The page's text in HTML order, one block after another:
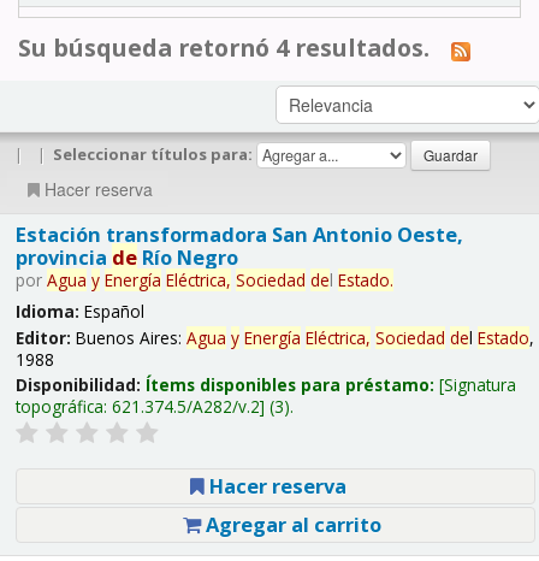
Su búsqueda retornó 4 resultados.
| | Seleccionar títulos para:
Hacer reserva
Estación transformadora San Antonio Oeste,
provincia deRío Negro
por Agua y Energía Eléctrica, Sociedad del Estado.
Idioma: Español
Editor: Buenos Aires: Agua y Energía Eléctrica, Sociedad del Estado,
1988
Disponibilidad: Ítems disponibles para préstamo: Signatura
topográfica: 621.374.5/A282/v.2 (3).
Hacer reserva
Agregar al carrito